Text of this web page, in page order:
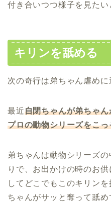
付き合いつつ様子を見たい
キリンを舐める
次の奇行は弟ちゃん虐めに
最近自閉ちゃんが弟ちゃ
プロの動物シリーズをこ
弟ちゃんは動物シリーズ
りで、お出かけの時のお
してどこでもこのキリン
ちゃんがサッと奪って舐め